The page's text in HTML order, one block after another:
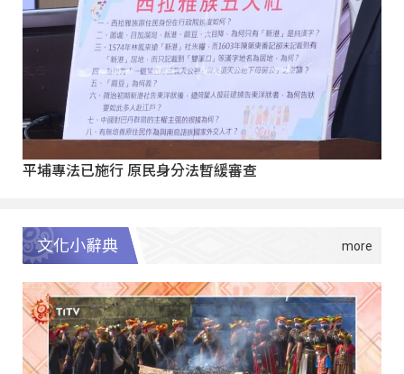
平埔專法已施行 原民身分法暫緩審查
文化小辭典